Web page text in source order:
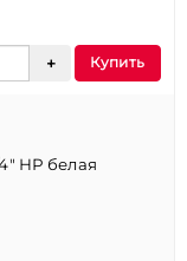
Купить
НР белая